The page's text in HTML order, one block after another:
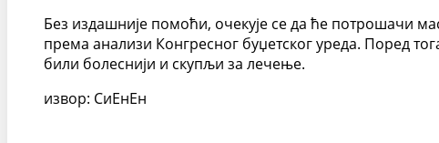
Без издашније помоћи, очекује се да ће потрошачи
према анализи Конгресног буџетског уреда. Поред
били болеснији и скупљи за лечење.
извор: СиЕнЕн